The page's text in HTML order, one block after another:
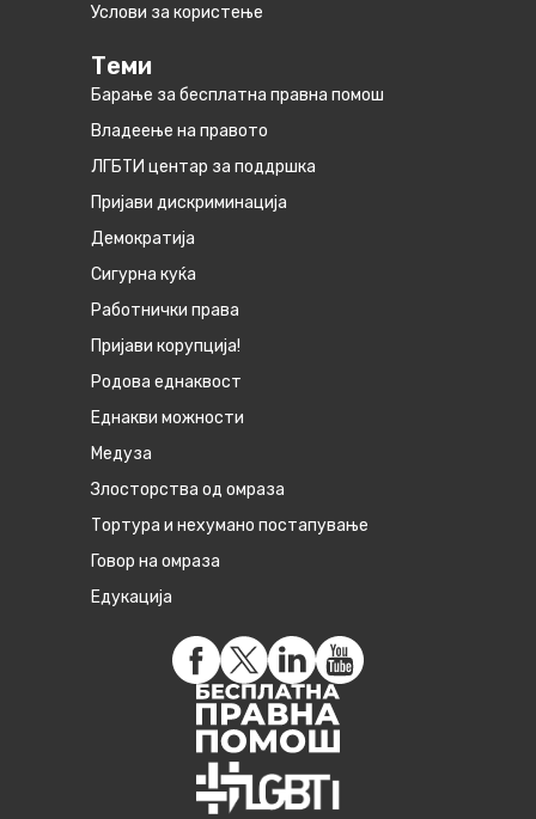
Услови за користење
Теми
Барање за бесплатна правна помош
Владеење на правото
ЛГБТИ центар за поддршка
Пријави дискриминација
Демократија
Сигурна куќа
Работнички права
Пријави корупција!
Родова еднаквост
Eднакви можности
Медуза
Злосторства од омраза
Тортура и нехумано постапување
Говор на омраза
Едукација